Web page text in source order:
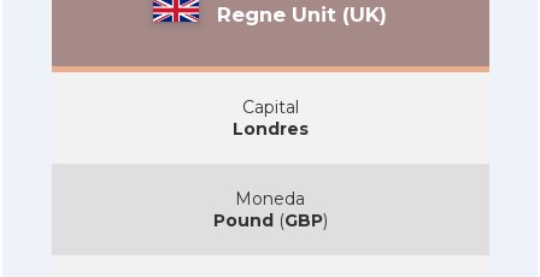
Regne Unit (UK)
Capital
Londres
Moneda
Pound(GBP)